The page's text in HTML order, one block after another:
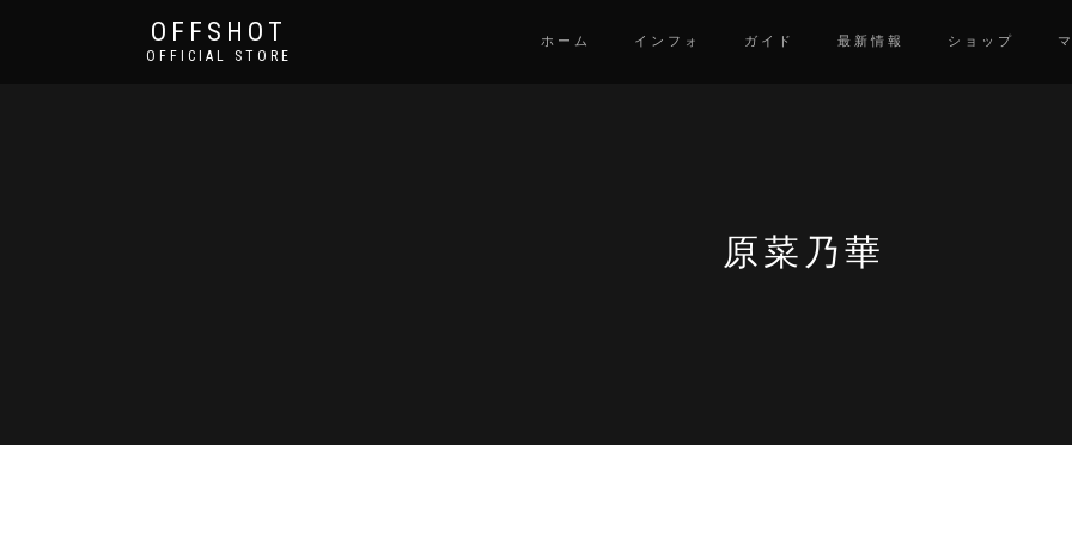
OFFSHOT
OFFICIAL STORE
ホーム インフォ ガイド 最新情報 ショップ
原菜乃華